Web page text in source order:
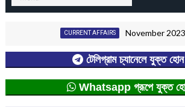
CURRENT AFFAIRS November 2023
টেলিগ্রাম চ্যানেলে যুক্ত হোন
Whatsapp গ্রূপে যুক্ত